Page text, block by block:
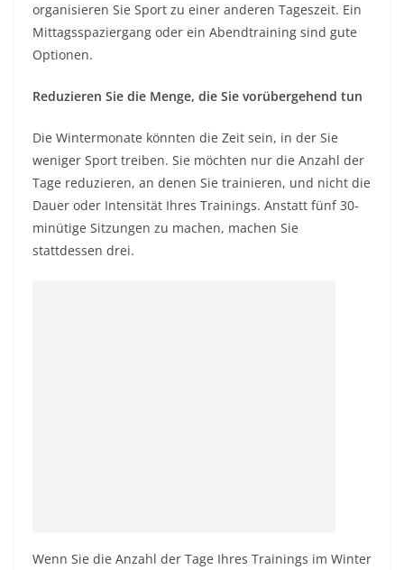
organisieren Sie Sport zu einer anderen Tageszeit. Ein
Mittagsspaziergang oder ein Abendtraining sind gute
Optionen.
Reduzieren Sie die Menge, die Sie vorübergehend tun
Die Wintermonate könnten die Zeit sein, in der Sie
weniger Sport treiben. Sie möchten nur die Anzahl der
Tage reduzieren, an denen Sie trainieren, und nicht die
Dauer oder Intensität Ihres Trainings. Anstatt fünf 30-
minütige Sitzungen zu machen, machen Sie
stattdessen drei.
Wenn Sie die Anzahl der Tage Ihres Trainings im Winter